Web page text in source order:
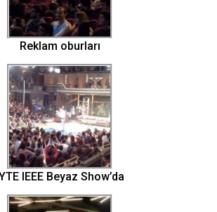
Reklam oburları
IEEE Beyaz Show’da